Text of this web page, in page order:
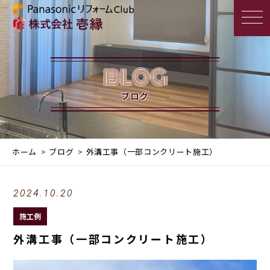
BLOG
ブログ
ホーム ブログ 外溝工事（一部コンクリート施工）
2024.10.20
施工例
外溝工事（一部コンクリート施工）